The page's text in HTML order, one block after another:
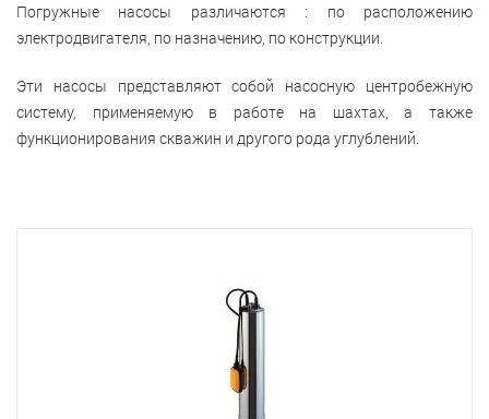
Погружные насосы различаются : по расположению
электродвигателя, по назначению, по конструкции.
Эти насосы представляют собой насосную центробежную
систему, применяемую в работе на шахтах, а также
функционирования скважин и другого рода углублений.